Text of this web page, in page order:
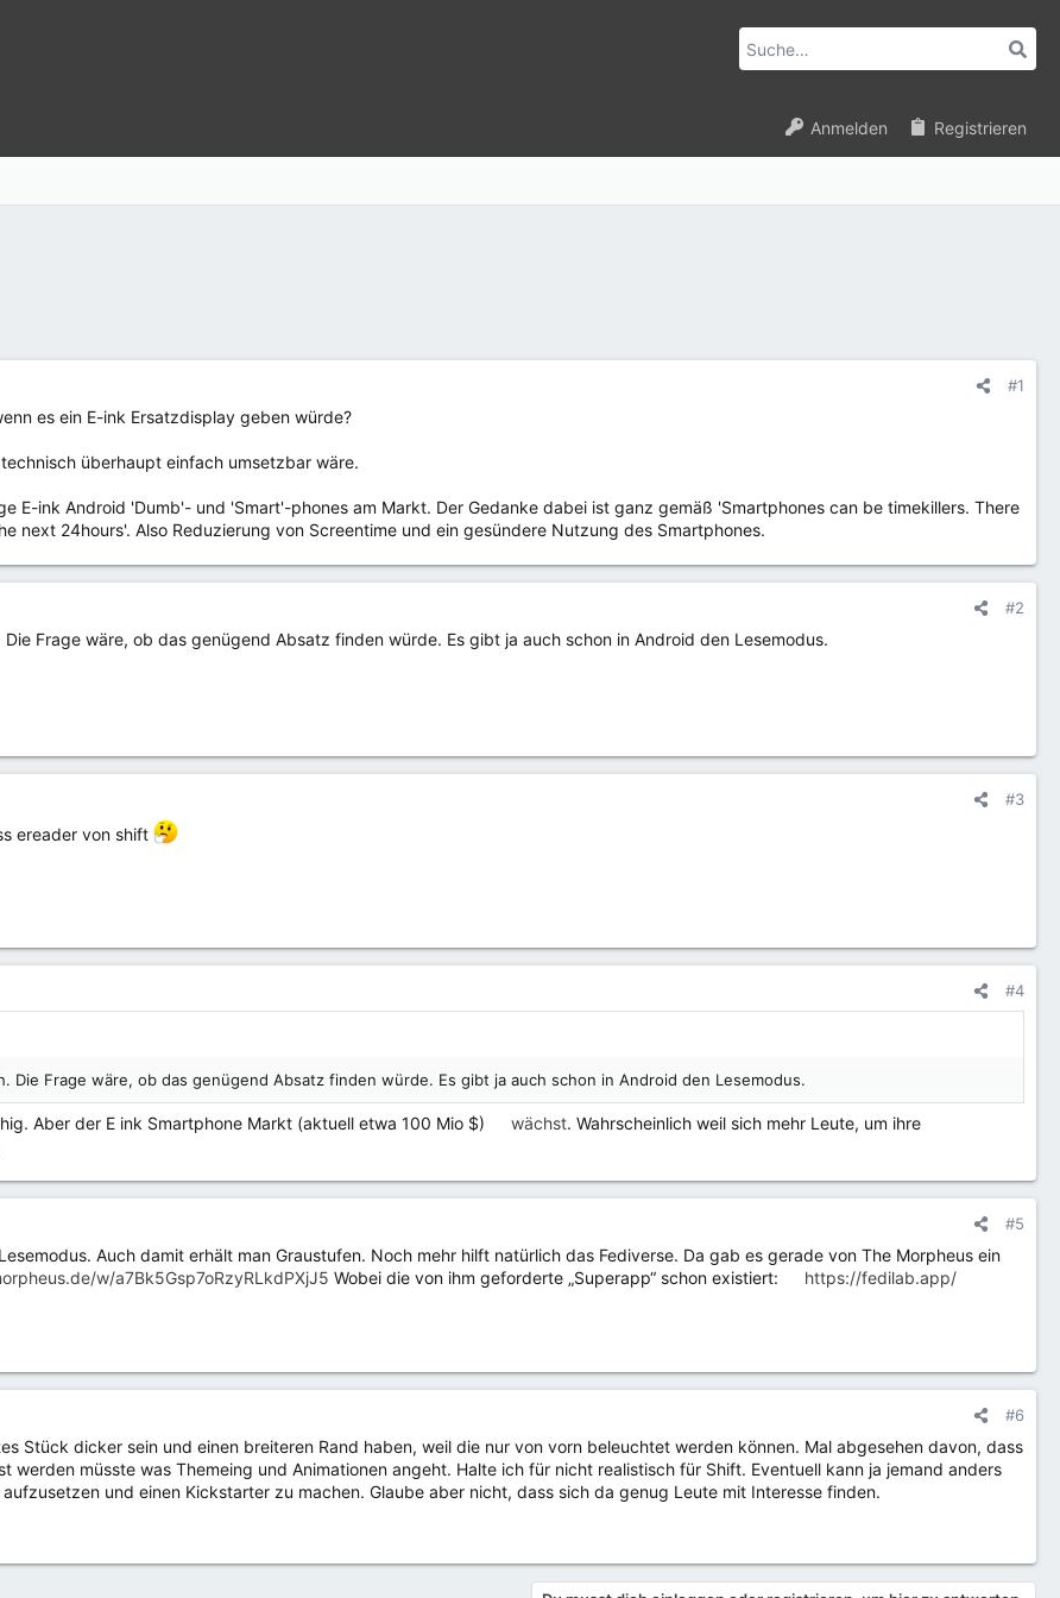
Anmelden Registrieren
#1
es ein E-ink Ersatzdisplay geben würde?
überhaupt einfach umsetzbar wäre.
E-ink Android 'Dumb'- und 'Smart'-phones am Markt. Der Gedanke dabei ist ganz gemäß 'Smartphones can be timekillers. There
next 24hours'. Also Reduzierung von Screentime und ein gesündere Nutzung des Smartphones.
#2
Frage wäre, ob das genügend Absatz finden würde. Es gibt ja auch schon in Android den Lesemodus.
#3
ereader von shift
#4
Die Frage wäre, ob das genügend Absatz finden würde. Es gibt ja auch schon in Android den Lesemodus.
Aber der E ink Smartphone Markt (aktuell etwa 100 Mio $) wächst. Wahrscheinlich weil sich mehr Leute, um ihre
#5
Auch damit erhält man Graustufen. Noch mehr hilft natürlich das Fediverse. Da gab es gerade von The Morpheus ein
w/a7Bk5Gsp7oRzyRLkdPXjJ5 Wobei die von ihm geforderte „Superapp“ schon existiert: https://fedilab.app/
#6
Stück dicker sein und einen breiteren Rand haben, weil die nur von vorn beleuchtet werden können. Mal abgesehen davon, dass
werden müsste was Themeing und Animationen angeht. Halte ich für nicht realistisch für Shift. Eventuell kann ja jemand anders
und einen Kickstarter zu machen. Glaube aber nicht, dass sich da genug Leute mit Interesse finden.